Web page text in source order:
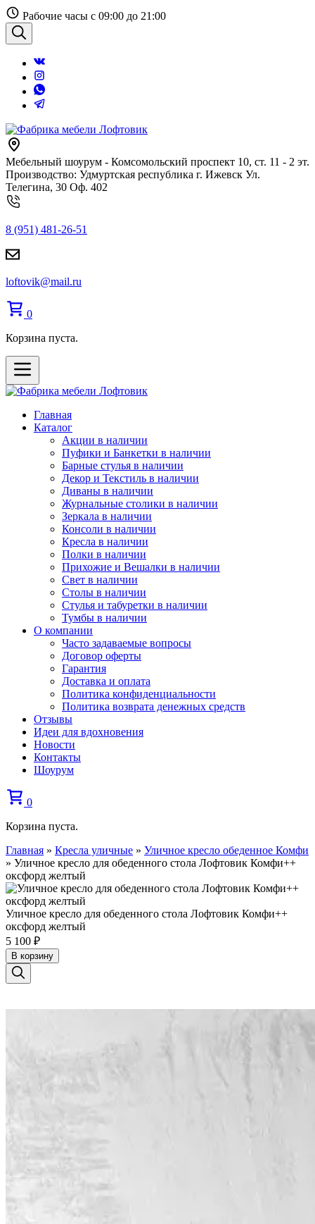
Перейти
к
содержанию
Рабочие часы с 09:00 до 21:00
Поиск
Мебельный шоурум - Комсомольский проспект 10, ст. 11 - 2 эт.
Производство: Удмуртская республика г. Ижевск Ул.
Телегина, 30 Оф. 402
8 (951) 481-26-51
loftovik@mail.ru
0
Корзина пуста.
Главная
Каталог
Акции в наличии
Пуфики и Банкетки в наличии
Барные стулья в наличии
Декор и Текстиль в наличии
Диваны в наличии
Журнальные столики в наличии
Зеркала в наличии
Консоли в наличии
Кресла в наличии
Полки в наличии
Прихожие и Вешалки в наличии
Свет в наличии
Столы в наличии
Стулья и табуретки в наличии
Тумбы в наличии
О компании
Часто задаваемые вопросы
Договор оферты
Гарантия
Доставка и оплата
Политика конфиденциальности
Политика возврата денежных средств
Отзывы
Идеи для вдохновения
Новости
Контакты
Шоурум
0
Корзина пуста.
Главная » Кресла уличные » Уличное кресло обеденное Комфи
» Уличное кресло для обеденного стола Лофтовик Комфи++
оксфорд желтый
Уличное кресло для обеденного стола Лофтовик Комфи++
оксфорд желтый
5 100 ₽
В корзину